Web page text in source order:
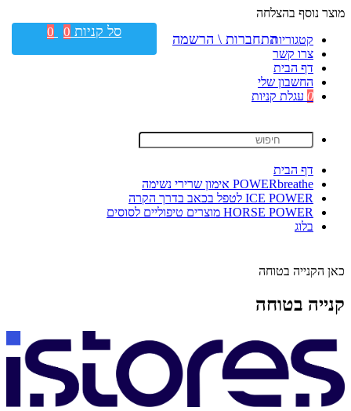
מוצר נוסף בהצלחה
קטגוריות
צרו קשר
דף הבית
החשבון שלי
0 עגלת קניות
דף הבית
POWERbreathe אימון שרירי נשימה
ICE POWER לטפל בכאב בדרך הקרה
HORSE POWER מוצרים טיפוליים לסוסים
בלוג
כאן הקנייה בטוחה
קנייה בטוחה
התחברות \ הרשמה סל קניות 0
0